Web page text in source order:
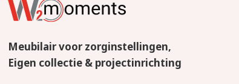
Meubilair voor zorginstellingen,
Eigen collectie & projectinrichting